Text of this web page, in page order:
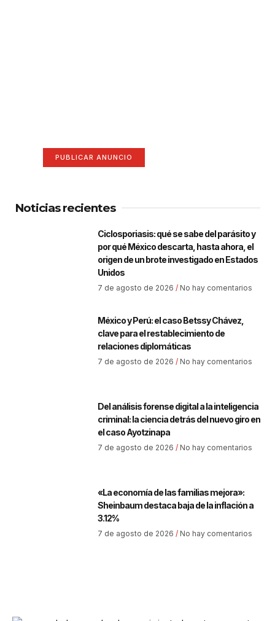
PUBLICAR ANUNCIO
Noticias recientes
Ciclosporiasis: qué se sabe del parásito y
por qué México descarta, hasta ahora, el
origen de un brote investigado en Estados
Unidos
7 de agosto de 2026 No hay comentarios
México y Perú: el caso Betssy Chávez,
clave para el restablecimiento de
relaciones diplomáticas
7 de agosto de 2026 No hay comentarios
Del análisis forense digital a la inteligencia
criminal: la ciencia detrás del nuevo giro en
el caso Ayotzinapa
7 de agosto de 2026 No hay comentarios
«La economía de las familias mejora»:
Sheinbaum destaca baja de la inflación a
3.12%
7 de agosto de 2026 No hay comentarios